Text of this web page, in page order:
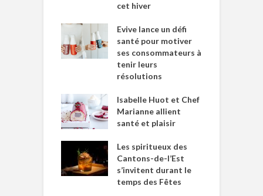
cet hiver
Evive lance un défi
santé pour motiver
ses consommateurs à
tenir leurs
résolutions
Isabelle Huot et Chef
Marianne allient
santé et plaisir
Les spiritueux des
Cantons-de-l’Est
s’invitent durant le
temps des Fêtes